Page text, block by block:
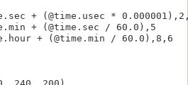
+ (@time.usec *
+ (@time.sec / 60.0),5
+ (@time.min / 60.0),8,6